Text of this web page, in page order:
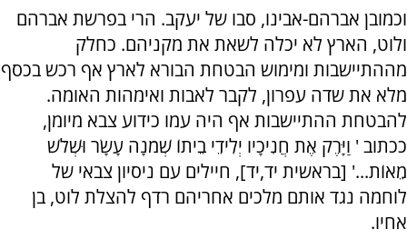
וכמובן אברהם-אבינו, סבו של יעקב. הרי בפרשת אברהם
ולוט, הארץ לא יכלה לשאת את מקניהם. כחלק
מההתיישבות ומימוש הבטחת הבורא לארץ אף רכש בכסף
מלא את שדה עפרון, לקבר לאבות ואימהות האומה.
להבטחת ההתיישבות אף היה עמו כידוע צבא מיומן,
ככתוב ' וַיָּרֶק אֶת חֲנִיכָיו יְלִידֵי בֵיתוֹ שְׁמֹנָה עָשָׂר וּשְׁלֹשׁ
מֵאוֹת...' [בראשית יד,יד], חיילים עם ניסיון צבאי של
לוחמה נגד אותם מלכים אחריהם רדף להצלת לוט, בן
אחיו.